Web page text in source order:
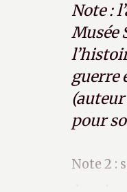
Note :
Musée
guerre
pour
Note 2 :